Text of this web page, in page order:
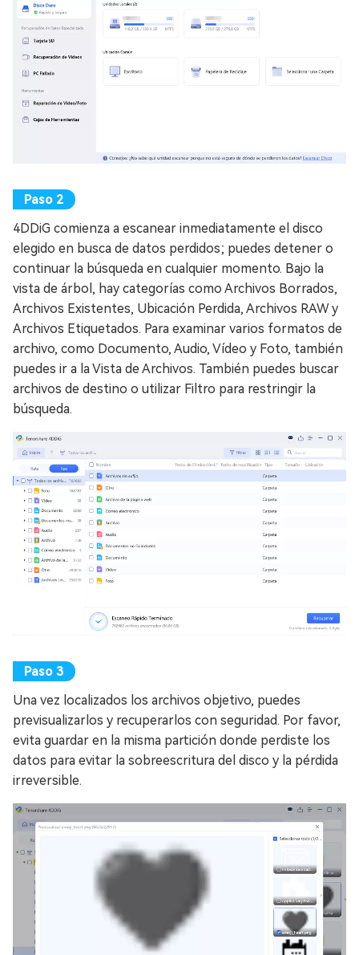
4DDiG comienza a escanear inmediatamente el disco
elegido en busca de datos perdidos; puedes detener o
continuar la búsqueda en cualquier momento. Bajo la
vista de árbol, hay categorías como Archivos Borrados,
Archivos Existentes, Ubicación Perdida, Archivos RAW y
Archivos Etiquetados. Para examinar varios formatos de
archivo, como Documento, Audio, Vídeo y Foto, también
puedes ir a la Vista de Archivos. También puedes buscar
archivos de destino o utilizar Filtro para restringir la
búsqueda.
Una vez localizados los archivos objetivo, puedes
previsualizarlos y recuperarlos con seguridad. Por favor,
evita guardar en la misma partición donde perdiste los
datos para evitar la sobreescritura del disco y la pérdida
irreversible.